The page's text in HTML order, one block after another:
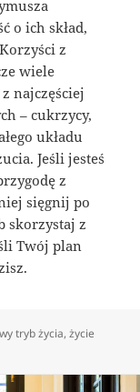
o ich skład,
z
wiele
najczęściej
– cukrzycy,
układu
Jeśli jesteś
z
sięgnij po
skorzystaj z
Twój plan
tryb życia,życie